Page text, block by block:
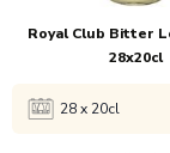
120x € 14,95
Royal Club Bitter
28x20cl
28 x 20cl